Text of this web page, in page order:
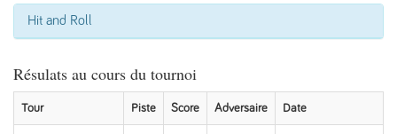
Hit and Roll
Résulats au cours du tournoi
Tour Piste Score Adversaire Date